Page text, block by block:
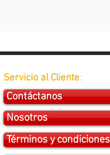
Servicio al Cliente:
Contáctanos
Nosotros
Términos y condiciones